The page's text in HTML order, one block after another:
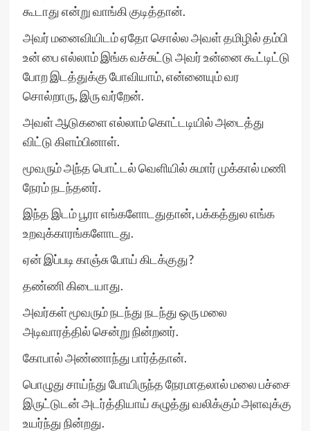
கூடாது என்று வாங்கி குடித்தான்.
அவர் மனைவியிடம் ஏதோ சொல்ல அவள் தமிழில் தம்பி
உன் பை எல்லாம் இங்க வச்சுட்டு அவர் உன்னை கூட்டிட்டு
போற இடத்துக்கு போவியாம், என்னையும் வர
சொல்றாரு, இரு வர்றேன்.
அவள் ஆடுகளை எல்லாம் கொட்டடியில் அடைத்து
விட்டு கிளம்பினாள்.
மூவரும் அந்த பொட்டல் வெளியில் சுமார் முக்கால் மணி
நேரம் நடந்தனர்.
இந்த இடம் பூரா எங்களோடதுதான், பக்கத்துல எங்க
உறவுக்காரங்களோடது.
ஏன் இப்படி காஞ்சு போய் கிடக்குது?
தண்ணி கிடையாது.
அவர்கள் மூவரும் நடந்து நடந்து ஒரு மலை
அடிவாரத்தில் சென்று நின்றனர்.
கோபால் அண்ணாந்து பார்த்தான்.
பொழுது சாய்ந்து போயிருந்த நேரமாதலால் மலை பச்சை
இருட்டுடன் அடர்த்தியாய் கழுத்து வலிக்கும் அளவுக்கு
உயர்ந்து நின்றது.